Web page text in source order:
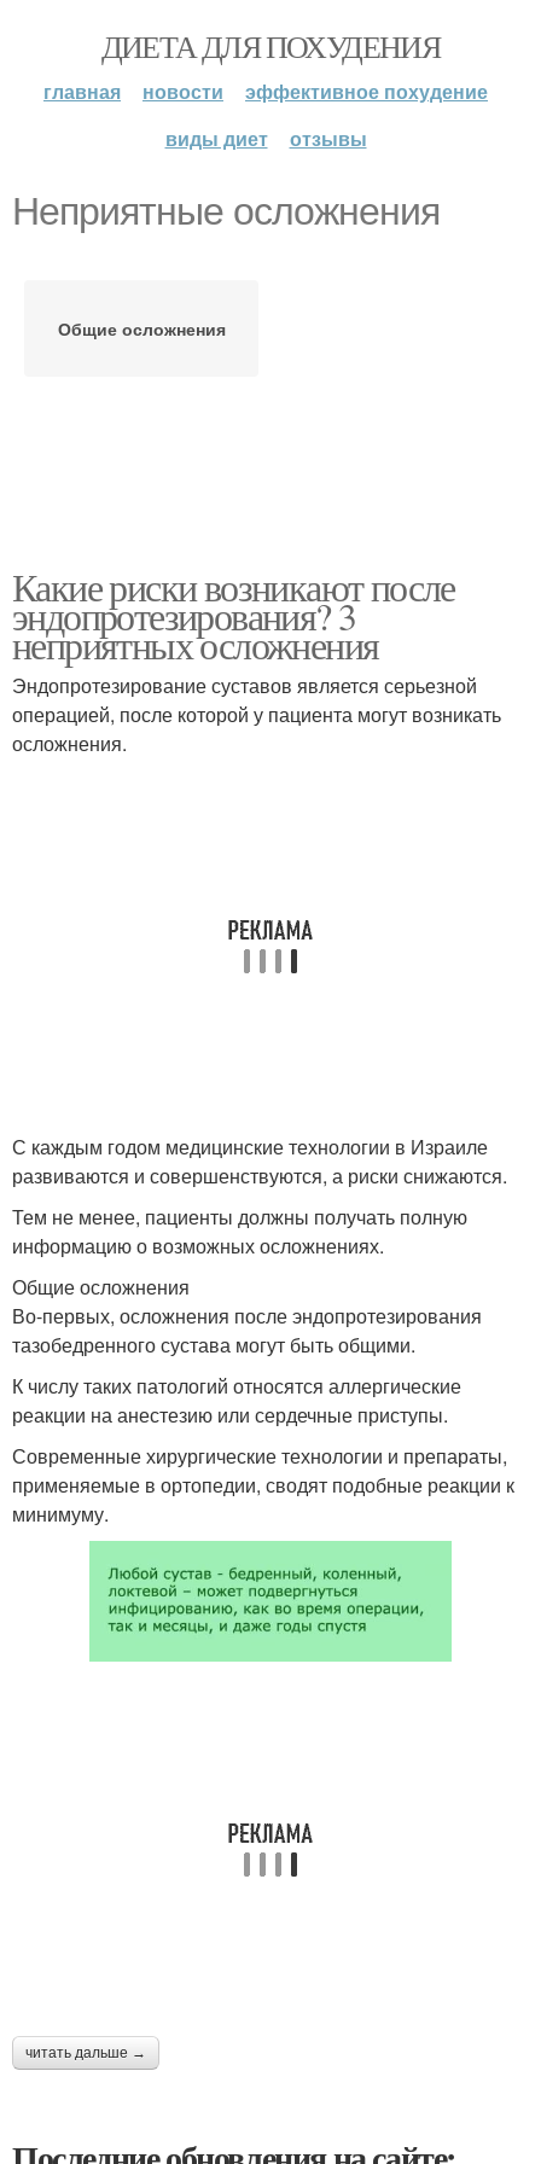
ДИЕТА ДЛЯ ПОХУДЕНИЯ
главная новости
эффективное похудение
виды диет
отзывы
Неприятные осложнения
Общие осложнения
Какие риски возникают после
эндопротезирования? 3
неприятных осложнения
Эндопротезирование суставов является серьезной
операцией, после которой у пациента могут возникать
осложнения.
С каждым годом медицинские технологии в Израиле
развиваются и совершенствуются, а риски снижаются.
Тем не менее, пациенты должны получать полную
информацию о возможных осложнениях.
Общие осложнения
Во-первых, осложнения после эндопротезирования
тазобедренного сустава могут быть общими.
К числу таких патологий относятся аллергические
реакции на анестезию или сердечные приступы.
Современные хирургические технологии и препараты,
применяемые в ортопедии, сводят подобные реакции к
минимуму.
читать дальше →